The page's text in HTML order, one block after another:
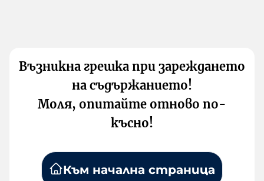
Възникна грешка при зареждането
на съдържанието!
Моля, опитайте отново по-
късно!
Към начална страница